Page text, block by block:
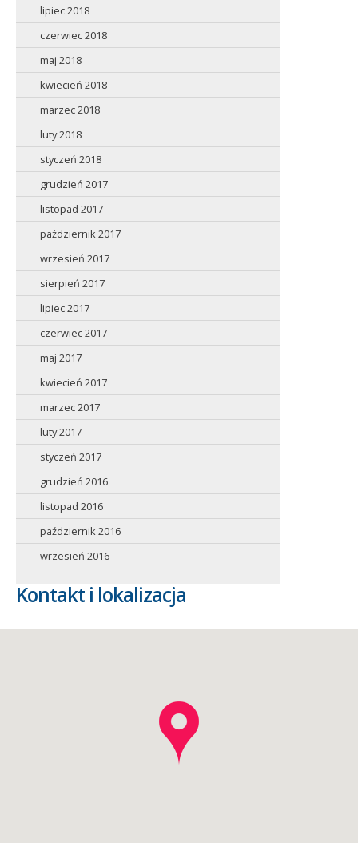
lipiec 2018
czerwiec 2018
maj 2018
kwiecień 2018
marzec 2018
luty 2018
styczeń 2018
grudzień 2017
listopad 2017
październik 2017
wrzesień 2017
sierpień 2017
lipiec 2017
czerwiec 2017
maj 2017
kwiecień 2017
marzec 2017
luty 2017
styczeń 2017
grudzień 2016
listopad 2016
październik 2016
wrzesień 2016
Kontakt i lokalizacja